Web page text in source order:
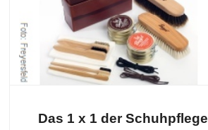
Das 1 x 1 der Schuhpflege